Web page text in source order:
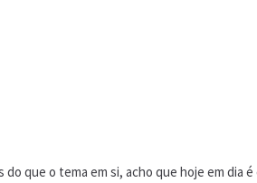
do que o tema em si, acho que hoje em